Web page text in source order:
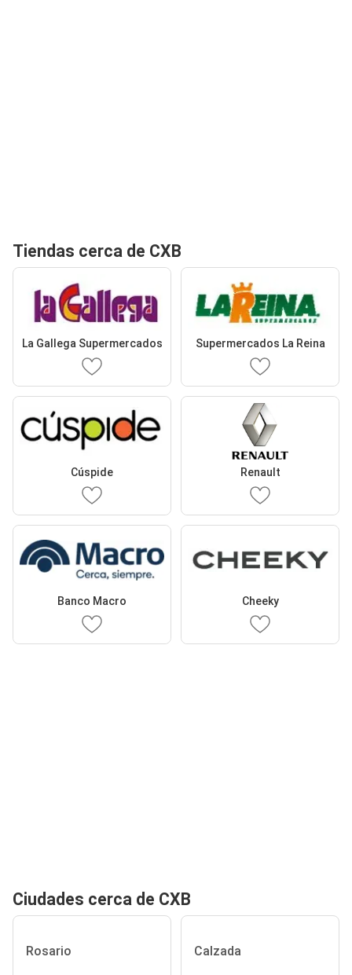
Tiendas cerca de CXB
La Gallega Supermercados Supermercados La Reina
Cúspide Renault
Banco Macro Cheeky
Ciudades cerca de CXB
Rosario Calzada